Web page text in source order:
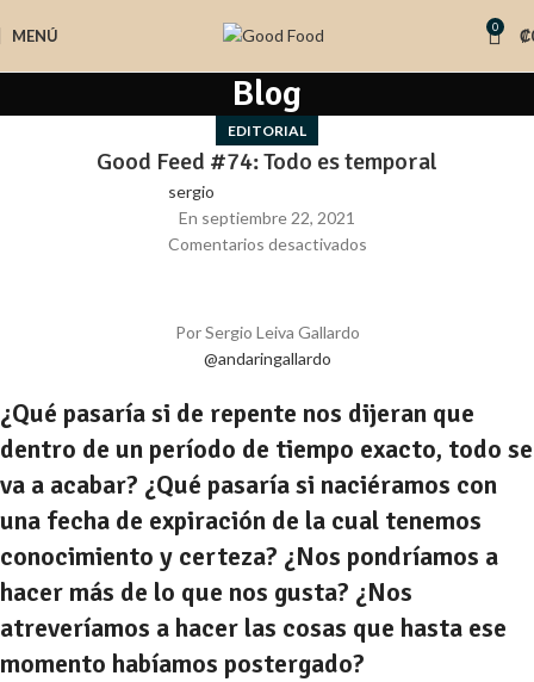
MENÚ 0 ₡
Blog
EDITORIAL
Good Feed #74: Todo es temporal
sergio
En septiembre 22, 2021
Comentarios desactivados
Por Sergio Leiva Gallardo
@andaringallardo
¿Qué pasaría si de repente nos dijeran que
dentro de un período de tiempo exacto, todo se
va a acabar? ¿Qué pasaría si naciéramos con
una fecha de expiración de la cual tenemos
conocimiento y certeza? ¿Nos pondríamos a
hacer más de lo que nos gusta? ¿Nos
atreveríamos a hacer las cosas que hasta ese
momento habíamos postergado?